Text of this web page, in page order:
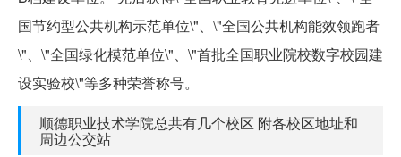
国节约型公共机构示范单位\"、\"全国公共机构能效领跑者
\"、\"全国绿化模范单位\"、\"首批全国职业院校数字校园建
设实验校\"等多种荣誉称号。
顺德职业技术学院总共有几个校区 附各校区地址和
周边公交站